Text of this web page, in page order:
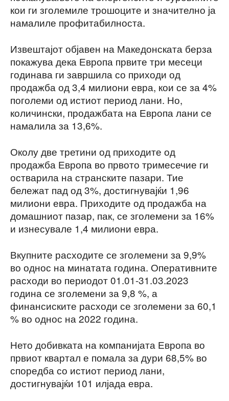
кои ги зголемиле трошоците и значително ја
намалиле профитабилноста.
Извештајот објавен на Македонската берза
покажува дека Европа првите три месеци
годинава ги завршила со приходи од
продажба од 3,4 милиони евра, кои се за 4%
поголеми од истиот период лани. Но,
количински, продажбата на Европа лани се
намалила за 13,6%.
Околу две третини од приходите од
продажба Европа во првото тримесечие ги
остварила на странските пазари. Тие
бележат пад од 3%, достигнувајќи 1,96
милиони евра. Приходите од продажба на
домашниот пазар, пак, се зголемени за 16%
и изнесувале 1,4 милиони евра.
Вкупните расходите се зголемени за 9,9%
во однос на минатата година. Оперативните
расходи во периодот 01.01-31.03.2023
година се зголемени за 9,8 %, а
финансиските расходи се зголемени за 60,1
% во однос на 2022 година.
Нето добивката на компанијата Европа во
првиот квартал е помала за дури 68,5% во
споредба со истиот период лани,
достигнувајќи 101 илјада евра.